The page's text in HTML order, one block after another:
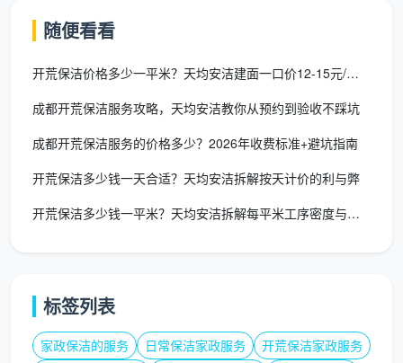
角”的经典遗憾。
开荒保洁黄金预约时间表——错一步，慢
三天
聊透了“开荒保洁是否预约”背后的逻辑，再给出一
份可直接套用的时间轴参考。下表结合了天均安洁保洁
度给出建议。
房屋面
积
提前
预约
天数
随便看看
开荒保洁价格多少一平米？天均安洁建面一口价12-15元/㎡全
成都开荒保洁服务攻略，天均安洁教你从预约到验收不踩坑
成都开荒保洁服务的价格多少？2026年收费标准+避坑指南
开荒保洁多少钱一天合适？天均安洁拆解按天计价的利与弊
开荒保洁多少钱一平米？天均安洁拆解每平米工序密度与真实报价
标签列表
家政保洁的服务 日常保洁家政服务
开荒保洁家政服务